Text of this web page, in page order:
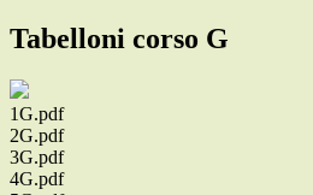
Tabelloni corso G
1G.pdf
2G.pdf
3G.pdf
4G.pdf